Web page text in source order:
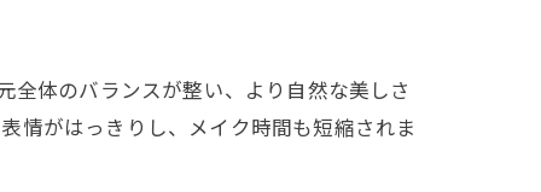
体のバランスが整い、より自然な美しさ
情がはっきりし、メイク時間も短縮されま